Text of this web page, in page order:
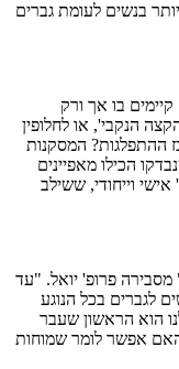
בנשים לעומת גברים
בו אך ורק
הנקבי', או לחלופין
ההתפלגות? המסקנות
מהמוחות שנבדקו הכילו מאפיינים
וייחודי, ששילב
פרופ' יואל. "עד
לגברים בכל הנוגע
הוא הראשון שעבר
אפשר לומר שמוחות